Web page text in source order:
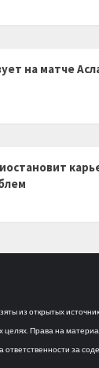
на матче
из открытых
целях. Права на
за